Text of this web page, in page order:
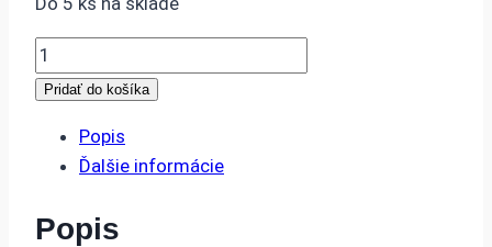
bola:
88.00 €.
je:
84.00 €.
množstvo
Tlakovacia
Conicus
Clamp
Pridať do košíka
Popis
Ďalšie informácie
Popis